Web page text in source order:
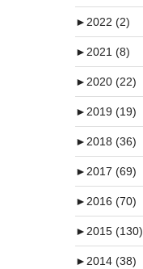
►2022 (2)
►2021 (8)
►2020 (22)
►2019 (19)
►2018 (36)
►2017 (69)
►2016 (70)
►2015 (130)
►2014 (38)